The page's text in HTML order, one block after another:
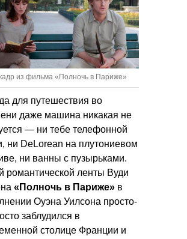
из фильма «Полночь в Париже»
для путешествия во
даже машина никакая не
— ни тебе телефонной
ни DeLorean на плутониевом
ни ванны с пузырьками.
романтической ленты Вуди
«Полночь в Париже» в
Оуэна Уилсона просто-
заблудился в
столице Франции и